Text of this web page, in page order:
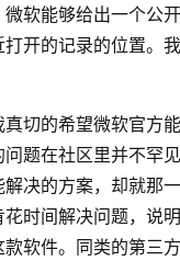
微软能够给出一个公
打开的记录的位置。
切的希望微软官方
题在社区里并不罕
解决的方案，却就那
时间解决问题，说
软件。同类的第三方